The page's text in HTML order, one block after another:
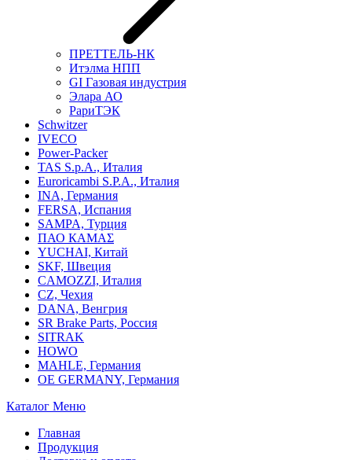
ПРЕТТЕЛЬ-НК
Итэлма НПП
GI Газовая индустрия
Элара АО
РариТЭК
Schwitzer
IVECO
Power-Packer
TAS S.p.A., Италия
Euroricambi S.P.A., Италия
INA, Германия
FERSA, Испания
SAMPA, Турция
ПАО КАМАΣ
YUCHAI, Китай
SKF, Швеция
CAMOZZI, Италия
CZ, Чехия
DANA, Венгрия
SR Brake Parts, Россия
SITRAK
HOWO
MAHLE, Германия
OE GERMANY, Германия
Каталог Меню
Главная
Продукция